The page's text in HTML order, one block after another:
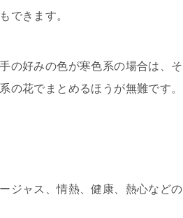
できます。
の好みの色が寒色系の場合は、
の花でまとめるほうが無難です。
ジャス、情熱、健康、熱心などの